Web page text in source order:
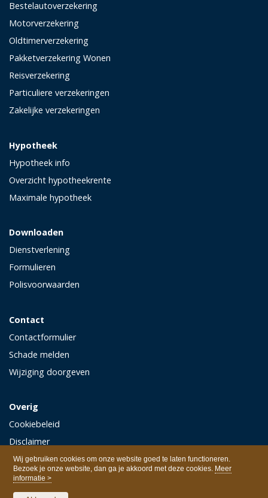
Wij gebruiken cookies om onze website goed te laten functioneren.
Bezoek je onze website, dan ga je akkoord met deze cookies. Meer
informatie >
Bestelautoverzekering
Motorverzekering
Oldtimerverzekering
Pakketverzekering Wonen
Reisverzekering
Particuliere verzekeringen
Zakelijke verzekeringen
Hypotheek
Hypotheek info
Overzicht hypotheekrente
Maximale hypotheek
Downloaden
Dienstverlening
Formulieren
Polisvoorwaarden
Contact
Contactformulier
Schade melden
Wijziging doorgeven
Overig
Cookiebeleid
Disclaimer
Privacy